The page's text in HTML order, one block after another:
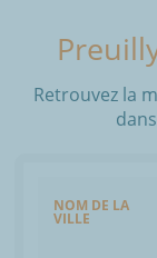
Retrouvez la
NOM DE LA
VILLE